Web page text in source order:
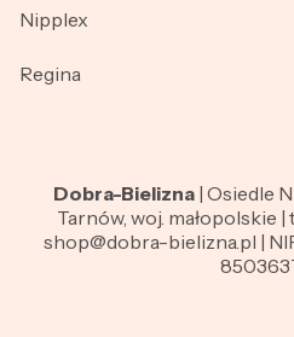
Nipplex
Regina
Dobra-Bielizna | Osiedle
Tarnów, woj. małopolskie
shop@dobra-bielizna.pl |